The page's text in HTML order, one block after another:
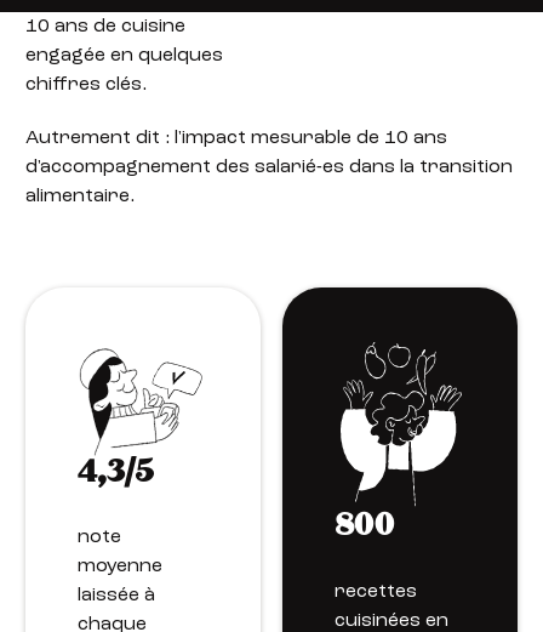
10 ans de cuisine
engagée en quelques
chiffres clés.
Autrement dit : l'impact mesurable de 10 ans
d'accompagnement des salarié-es dans la transition
alimentaire.
4,3/5
note
moyenne
laissée à
chaque
800
recettes
cuisinées en